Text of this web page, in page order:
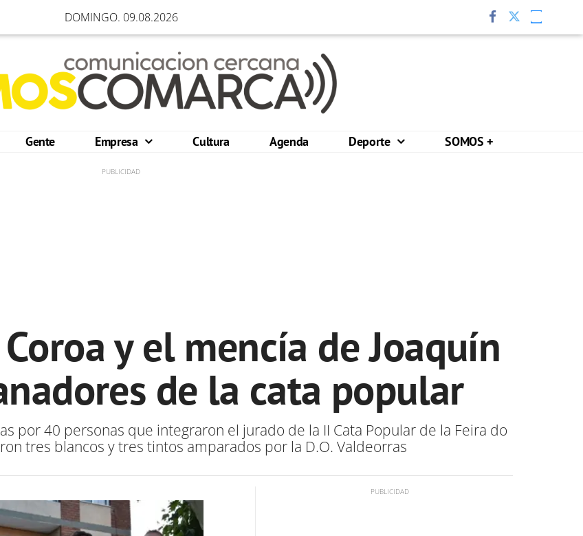
DOMINGO. 09.08.2026
Gente Empresa Cultura Agenda Deporte SOMOS +
y el mencía de Joaquín
de la cata popular
por 40 personas que integraron el jurado de la II Cata Popular de la Feira do
tres blancos y tres tintos amparados por la D.O. Valdeorras